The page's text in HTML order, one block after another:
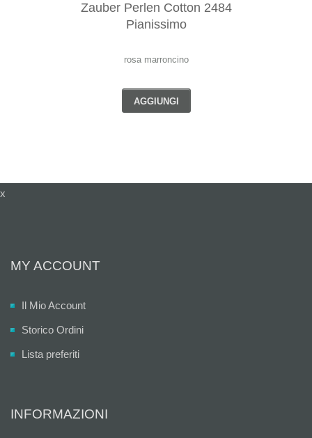
Zauber Perlen Cotton 2484
Pianissimo
rosa marroncino
AGGIUNGI
x
MY ACCOUNT
Il Mio Account
Storico Ordini
Lista preferiti
INFORMAZIONI